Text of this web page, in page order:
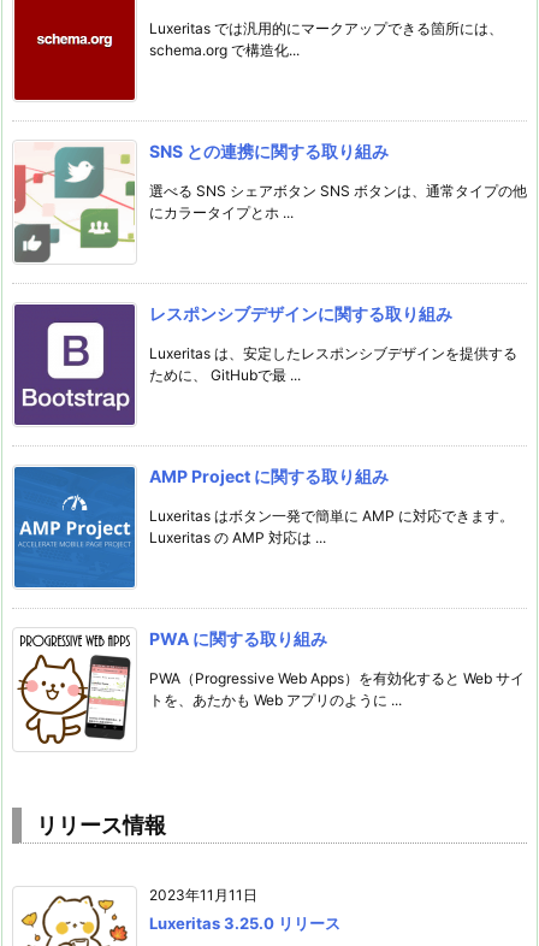
Luxeritas では汎用的にマークアップできる箇所には、
schema.org で構造化...
SNS との連携に関する取り組み
選べる SNS シェアボタン SNS ボタンは、通常タイプの他
にカラータイプとホ ...
レスポンシブデザインに関する取り組み
Luxeritas は、安定したレスポンシブデザインを提供する
ために、 GitHubで最 ...
AMP Project に関する取り組み
Luxeritas はボタン一発で簡単に AMP に対応できます。
Luxeritas の AMP 対応は ...
PWA に関する取り組み
PWA（Progressive Web Apps）を有効化すると Web サイ
トを、あたかも Web アプリのように ...
リリース情報
2023年11月11日
Luxeritas 3.25.0 リリース